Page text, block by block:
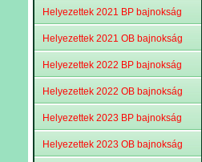
Helyezettek 2021 BP bajnokság
Helyezettek 2021 OB bajnokság
Helyezettek 2022 BP bajnokság
Helyezettek 2022 OB bajnokság
Helyezettek 2023 BP bajnokság
Helyezettek 2023 OB bajnokság